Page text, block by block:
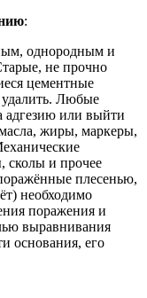
:
однородным и
не прочно
цементные
удалить. Любые
адгезию или выйти
жиры, маркеры,
сколы и прочее
плесенью,
необходимо
поражения и
выравнивания
основания, его